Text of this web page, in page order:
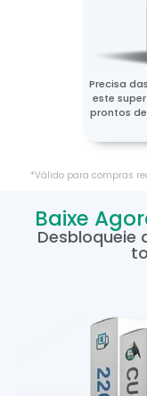
Precisa
este
prontos
*Válido para compras
Baixe
Desbloqueie